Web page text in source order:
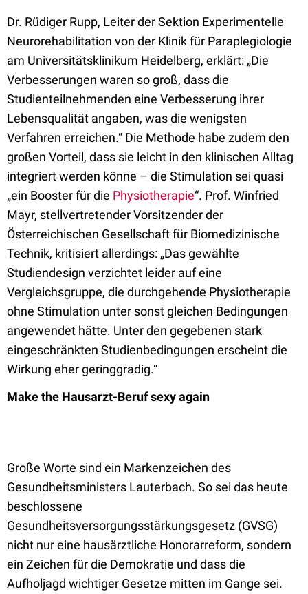
Dr. Rüdiger Rupp, Leiter der Sektion Experimentelle
Neurorehabilitation von der Klinik für Paraplegiologie
am Universitätsklinikum Heidelberg, erklärt: „Die
Verbesserungen waren so groß, dass die
Studienteilnehmenden eine Verbesserung ihrer
Lebensqualität angaben, was die wenigsten
Verfahren erreichen.“ Die Methode habe zudem den
großen Vorteil, dass sie leicht in den klinischen Alltag
integriert werden könne – die Stimulation sei quasi
„ein Booster für die Physiotherapie“. Prof. Winfried
Mayr, stellvertretender Vorsitzender der
Österreichischen Gesellschaft für Biomedizinische
Technik, kritisiert allerdings: „Das gewählte
Studiendesign verzichtet leider auf eine
Vergleichsgruppe, die durchgehende Physiotherapie
ohne Stimulation unter sonst gleichen Bedingungen
angewendet hätte. Unter den gegebenen stark
eingeschränkten Studienbedingungen erscheint die
Wirkung eher geringgradig.“
Make the Hausarzt-Beruf sexy again
Große Worte sind ein Markenzeichen des
Gesundheitsministers Lauterbach. So sei das heute
beschlossene
Gesundheitsversorgungsstärkungsgesetz (GVSG)
nicht nur eine hausärztliche Honorarreform, sondern
ein Zeichen für die Demokratie und dass die
Aufholjagd wichtiger Gesetze mitten im Gange sei.